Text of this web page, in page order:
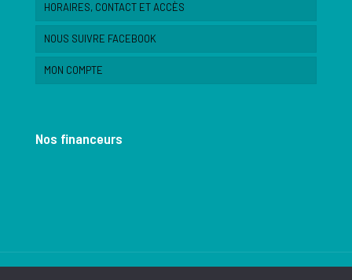
HORAIRES, CONTACT ET ACCÈS
NOUS SUIVRE FACEBOOK
MON COMPTE
Nos financeurs